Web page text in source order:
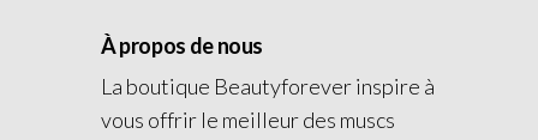
À propos de nous
La boutique Beautyforever inspire à
vous offrir le meilleur des muscs